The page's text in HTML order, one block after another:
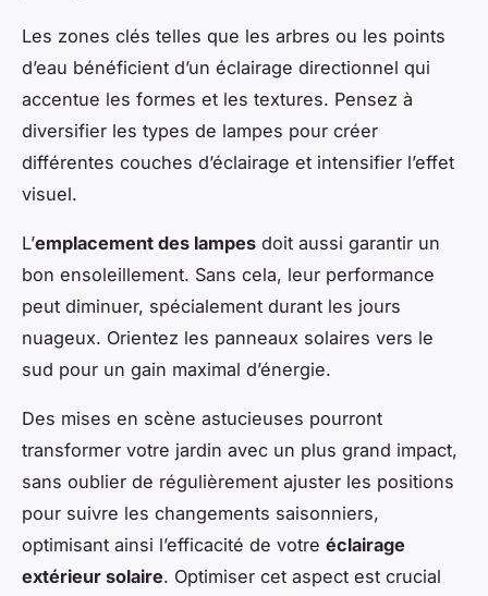
Les zones clés telles que les arbres ou les points
d’eau bénéficient d’un éclairage directionnel qui
accentue les formes et les textures. Pensez à
diversifier les types de lampes pour créer
différentes couches d’éclairage et intensifier l’effet
visuel.
L’emplacement des lampes doit aussi garantir un
bon ensoleillement. Sans cela, leur performance
peut diminuer, spécialement durant les jours
nuageux. Orientez les panneaux solaires vers le
sud pour un gain maximal d’énergie.
Des mises en scène astucieuses pourront
transformer votre jardin avec un plus grand impact,
sans oublier de régulièrement ajuster les positions
pour suivre les changements saisonniers,
optimisant ainsi l’efficacité de votre éclairage
extérieur solaire. Optimiser cet aspect est crucial